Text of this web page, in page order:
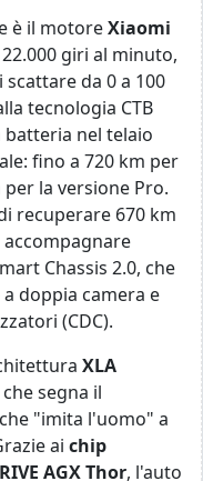
è il motoreXiaomi
giri al minuto,
da 0 a 100
tecnologia CTB
batteria nel telaio
fino a 720 km per
la versione Pro.
recuperare 670 km
Chassis 2.0, che
doppia camera e
(CDC).
XLA
che segna il
"imita l'uomo" a
ai chip
AGX Thor, l'auto